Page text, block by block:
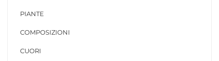
PIANTE
COMPOSIZIONI
CUORI